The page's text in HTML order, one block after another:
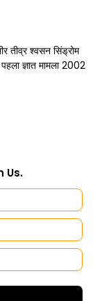
तीव्र श्वसन सिंड्रोम
ज्ञात मामला 2002
Us.